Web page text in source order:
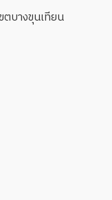
บางขุนเทียน